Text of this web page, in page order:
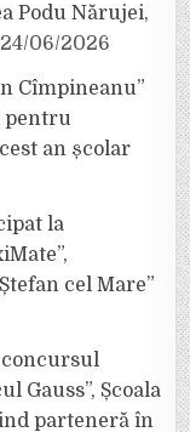
Podu Nărujei,
24/06/2026
Cîmpineanu”
pentru
an școlar
la
cel Mare”
concursul
Gauss”, Școala
parteneră în